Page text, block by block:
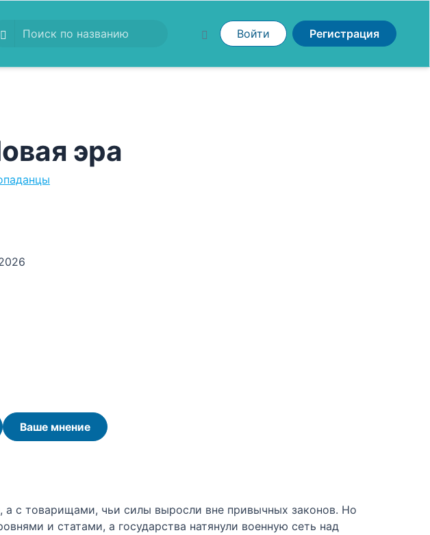
Войти Регистрация
эра
Ваше мнение
с товарищами, чьи силы выросли вне привычных законов. Но
и статами, а государства натянули военную сеть над